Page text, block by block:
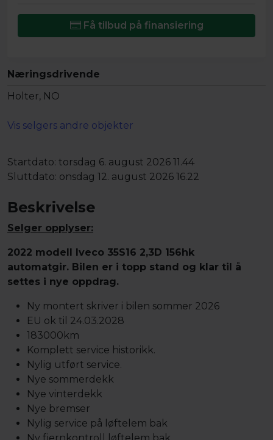
Få tilbud på finansiering
Næringsdrivende
Holter, NO
Vis selgers andre objekter
Startdato: torsdag 6. august 2026 11.44
Sluttdato: onsdag 12. august 2026 16.22
Beskrivelse
Selger opplyser:
2022 modell Iveco 35S16 2,3D 156hk
automatgir. Bilen er i topp stand og klar til å
settes i nye oppdrag.
Ny montert skriver i bilen sommer 2026
EU ok til 24.03.2028
183000km
Komplett service historikk.
Nylig utført service.
Nye sommerdekk
Nye vinterdekk
Nye bremser
Nylig service på løftelem bak